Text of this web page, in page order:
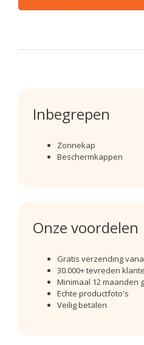
Inbegrepen
Zonnekap
Beschermkappen
Onze voordelen
Gratis verzending
30.000+ tevreden
Minimaal 12 maanden
Echte productfoto's
Veilig betalen